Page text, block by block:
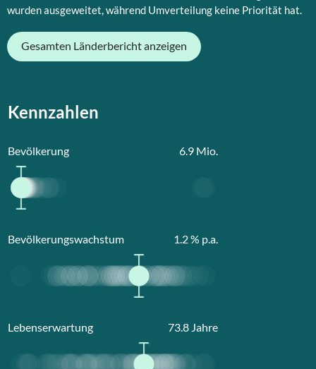
wurden ausgeweitet, während Umverteilung keine Priorität hat.
Gesamten Länderbericht anzeigen
Kennzahlen
Bevölkerung 6.9 Mio.
Bevölkerungswachstum 1.2% p.a.
Lebenserwartung 73.8 Jahre